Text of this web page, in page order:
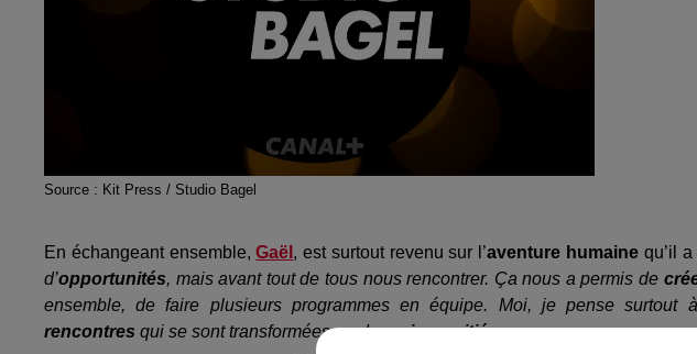
Source : Kit Press / Studio Bagel
En échangeant ensemble,Gaël , est surtout revenu sur l’aventure humaine qu’il
d’opportunités, mais avant tout de tous nous rencontrer. Ça nous a permis de
ensemble, de faire plusieurs programmes en équipe. Moi, je pense surtout
rencontres qui se sont transformées en devraies amitiés».